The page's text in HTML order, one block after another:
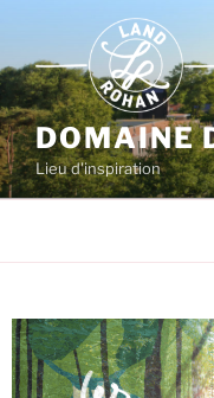
DOMAINE
Lieu d'inspiration